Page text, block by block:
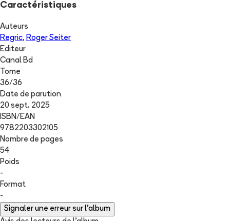
Caractéristiques
Auteurs
Regric, Roger Seiter
Editeur
Canal Bd
Tome
36/36
Date de parution
20 sept. 2025
ISBN/EAN
9782203302105
Nombre de pages
54
Poids
-
Format
-
Signaler une erreur sur l'album